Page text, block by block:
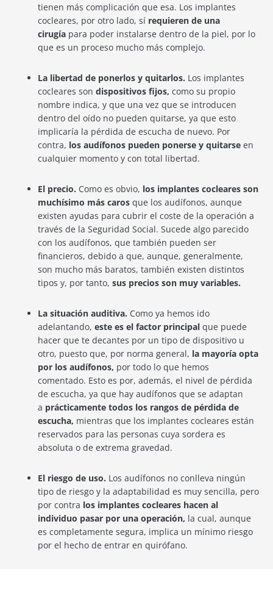
tienen más complicación que esa. Los implantes
cocleares, por otro lado, sí requieren de una
cirugía para poder instalarse dentro de la piel, por lo
que es un proceso mucho más complejo.
La libertad de ponerlos y quitarlos. Los implantes
cocleares son dispositivos fijos,como su propio
nombre indica, y que una vez que se introducen
dentro del oído no pueden quitarse, ya que esto
implicaría la pérdida de escucha de nuevo. Por
contra, los audífonos pueden ponerse y quitarse en
cualquier momento y con total libertad.
El precio. Como es obvio, los implantes cocleares son
muchísimo más carosque los audífonos, aunque
existen ayudas para cubrir el coste de la operación a
través de la Seguridad Social. Sucede algo parecido
con los audífonos, que también pueden ser
financieros, debido a que, aunque, generalmente,
son mucho más baratos, también existen distintos
tipos y, por tanto, sus precios son muy variables.
La situación auditiva. Como ya hemos ido
adelantando, este es el factor principalque puede
hacer que te decantes por un tipo de dispositivo u
otro, puesto que, por norma general, la mayoría opta
por los audífonos, por todo lo que hemos
comentado. Esto es por, además, el nivel de pérdida
de escucha, ya que hay audífonos que se adaptan
a prácticamente todos los rangos de pérdida de
escucha, mientras que los implantes cocleares están
reservados para las personas cuya sordera es
absoluta o de extrema gravedad.
El riesgo de uso. Los audífonos no conlleva ningún
tipo de riesgo y la adaptabilidad es muy sencilla, pero
por contra los implantes cocleares hacen al
individuo pasar por una operación, la cual, aunque
es completamente segura, implica un mínimo riesgo
por el hecho de entrar en quirófano.